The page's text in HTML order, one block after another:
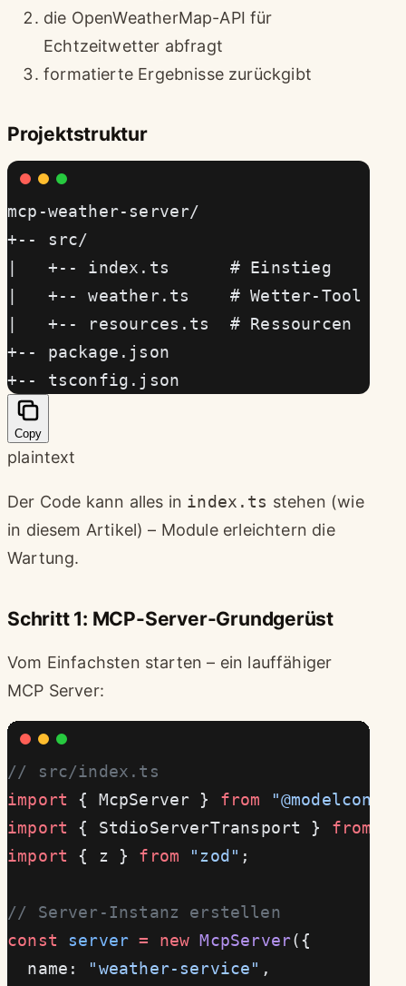
die OpenWeatherMap-API für
Echtzeitwetter abfragt
formatierte Ergebnisse zurückgibt
Projektstruktur
mcp-weather-server/
+-- src/
|   +-- index.ts      # Einstieg
|   +-- weather.ts    # Wetter-Tool
|   +-- resources.ts  # Ressourcen
+-- package.json
+-- tsconfig.json
Copy
plaintext
Der Code kann alles in index.ts stehen (wie
in diesem Artikel) – Module erleichtern die
Wartung.
Schritt 1: MCP-Server-Grundgerüst
Vom Einfachsten starten – ein lauffähiger
MCP Server:
// src/index.ts
import { McpServer } from
import { StdioServerTransport } from
import { z } from "zod" ;
// Server-Instanz erstellen
const server = new McpServer({
  name:
"weather-service" ,